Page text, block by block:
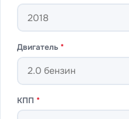
Двигатель *
КПП *